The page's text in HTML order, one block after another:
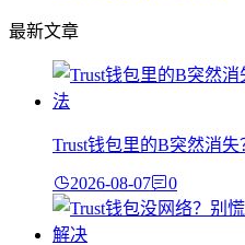
最新文章
Trust钱包里的B突然消
2026-08-07 0